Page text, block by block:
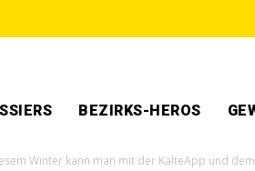
BEZIRKS-HEROS
Winter kann man mit der KälteApp und